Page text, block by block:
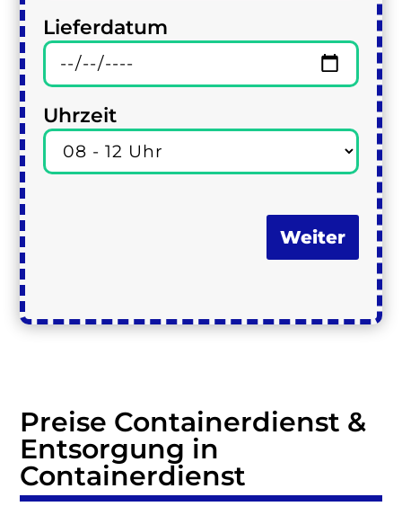
Lieferdatum
Uhrzeit
Weiter
Preise Containerdienst &
Entsorgung in
Containerdienst